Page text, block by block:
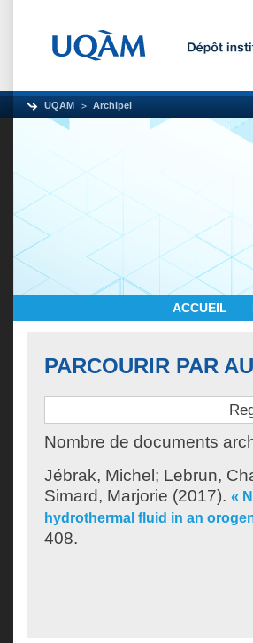
UQAM Archipel
ACCUEIL
PARCOURIR PAR
Nombre de documents
Jébrak, Michel ; Lebrun,
Simard, Marjorie (2017). «
hydrothermal fluid in an
408.